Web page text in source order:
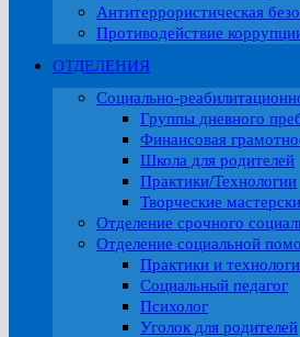
Антитеррористическая
Противодействие
ОТДЕЛЕНИЯ
Социально-
Группы дневного
Финансовая
Школа для родителей
Практики/Технологии
Творческие
Отделение срочного
Отделение социальной
Практики и
Социальный педагог
Психолог
Уголок для родителей